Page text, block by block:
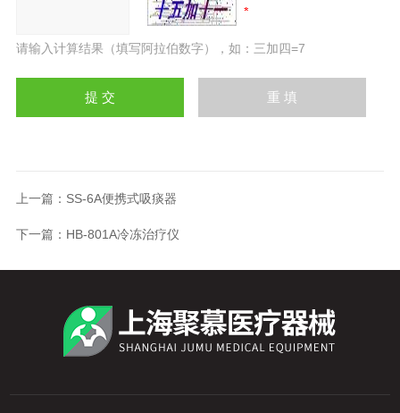
请输入计算结果（填写阿拉伯数字），如：三加四=7
上一篇： SS-6A便携式吸痰器
下一篇： HB-801A冷冻治疗仪